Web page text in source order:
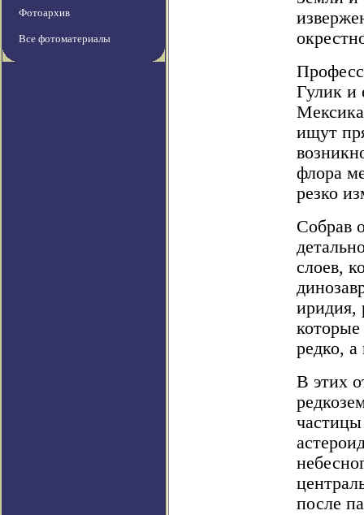
Фотоархив
Все фотоматериалы
Гулик и
ищут
флора
резко
Собрав
слоев,
иридия,
редко, а
В этих
после